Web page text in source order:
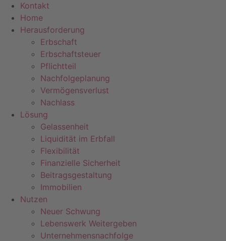
Kontakt
Home
Herausforderung
Erbschaft
Erbschaftsteuer
Pflichtteil
Nachfolgeplanung
Vermögensverlust
Nachlass
Lösung
Gelassenheit
Liquidität im Erbfall
Flexibilität
Finanzielle Sicherheit
Beitragsgestaltung
Immobilien
Nutzen
Neuer Schwung
Lebenswerk Weitergeben
Unternehmensnachfolge